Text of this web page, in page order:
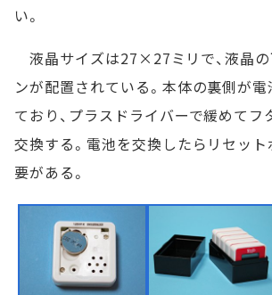
い。
液晶サイズは27×27ミリで、液晶
ンが配置されている。本体の裏側が
ており、プラスドライバーで緩めてフ
交換する。電池を交換したらリセッ
要がある。